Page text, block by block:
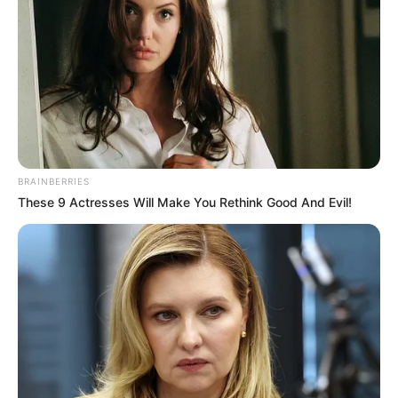
BRAINBERRIES
These 9 Actresses Will Make You Rethink Good And Evil!